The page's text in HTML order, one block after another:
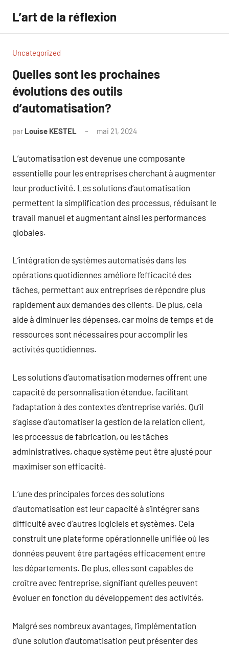
contenu
L’art de la réflexion
Uncategorized
Quelles sont les prochaines
évolutions des outils
d’automatisation?
par Louise KESTEL mai 21, 2024
L’automatisation est devenue une composante
essentielle pour les entreprises cherchant à augmenter
leur productivité. Les solutions d’automatisation
permettent la simplification des processus, réduisant le
travail manuel et augmentant ainsi les performances
globales.
L’intégration de systèmes automatisés dans les
opérations quotidiennes améliore l’efficacité des
tâches, permettant aux entreprises de répondre plus
rapidement aux demandes des clients. De plus, cela
aide à diminuer les dépenses, car moins de temps et de
ressources sont nécessaires pour accomplir les
activités quotidiennes.
Les solutions d’automatisation modernes offrent une
capacité de personnalisation étendue, facilitant
l’adaptation à des contextes d’entreprise variés. Qu’il
s’agisse d’automatiser la gestion de la relation client,
les processus de fabrication, ou les tâches
administratives, chaque système peut être ajusté pour
maximiser son efficacité.
L’une des principales forces des solutions
d’automatisation est leur capacité à s’intégrer sans
difficulté avec d’autres logiciels et systèmes. Cela
construit une plateforme opérationnelle unifiée où les
données peuvent être partagées efficacement entre
les départements. De plus, elles sont capables de
croître avec l’entreprise, signifiant qu’elles peuvent
évoluer en fonction du développement des activités.
Malgré ses nombreux avantages, l’implémentation
d’une solution d’automatisation peut présenter des